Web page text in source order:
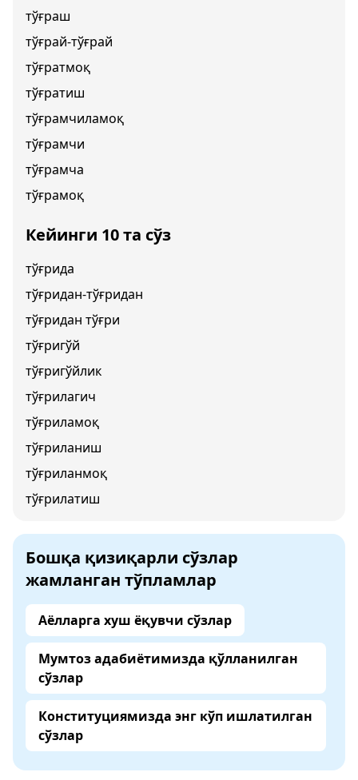
тўғраш
тўғрай-тўғрай
тўғратмоқ
тўғратиш
тўғрамчиламоқ
тўғрамчи
тўғрамча
тўғрамоқ
Кейинги 10 та сўз
тўғрида
тўғридан-тўғридан
тўғридан тўғри
тўғригўй
тўғригўйлик
тўғрилагич
тўғриламоқ
тўғриланиш
тўғриланмоқ
тўғрилатиш
Бошқа қизиқарли сўзлар
жамланган тўпламлар
Аёлларга хуш ёқувчи сўзлар
Мумтоз адабиётимизда қўлланилган
сўзлар
Конституциямизда энг кўп ишлатилган
сўзлар